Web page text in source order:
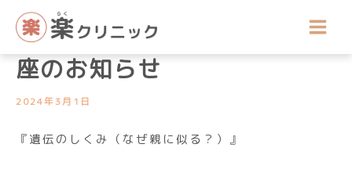
ス
講座開催のお知らせ
令和6年3月公開医療健康講
座のお知らせ
2024年3月1日
『遺伝のしくみ（なぜ親に似る？）』